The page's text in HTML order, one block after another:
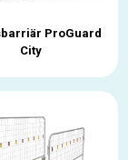
ProGuard
City